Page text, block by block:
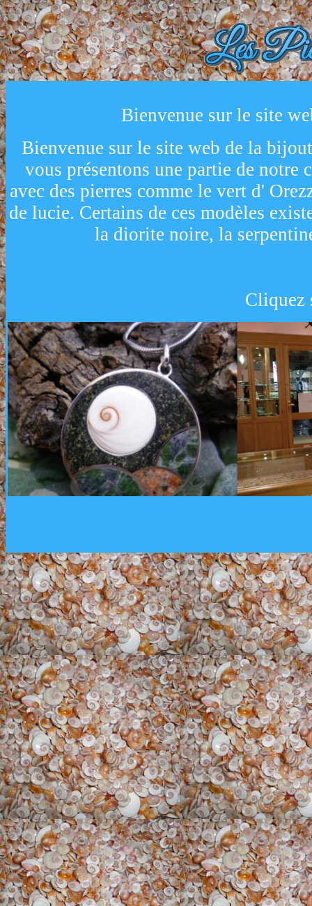
Bienvenue sur le site
Bienvenue sur le site web de la
vous présentons une partie de
avec des pierres comme le vert d'
de lucie. Certains de ces modèles
la diorite noire, la
Cliquez